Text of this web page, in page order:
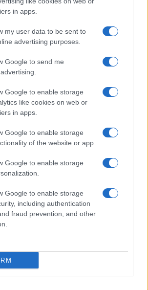
in apps.
my user data to be sent to
advertising purposes.
Google to send me
Google to enable storage
like cookies on web or
in apps.
Google to enable storage
of the website or app.
Google to enable storage
Google to enable storage
including authentication
fraud prevention, and other
nerd falsi: filiere, segnali, tutele
2026
alternativi ai LEGO senza rischi